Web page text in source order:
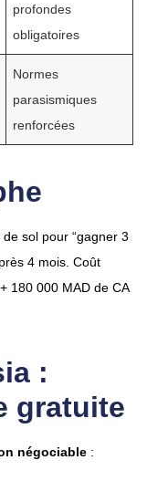
profondes
obligatoires
Normes
parasismiques
renforcées
sol pour “gagner 3
4 mois. Coût
180 000 MAD de CA
:
gratuite
négociable :